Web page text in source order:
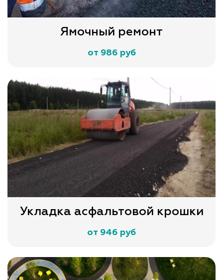
Ямочный ремонт
от 986 руб
Укладка асфальтовой крошки
от 946 руб